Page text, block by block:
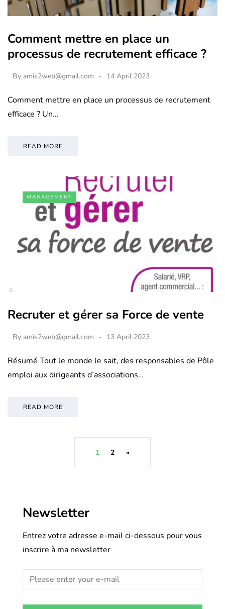
Comment mettre en place un
processus de recrutement efficace ?
By amis2web@gmail.com 14 April 2023
Comment mettre en place un processus de recrutement
efficace ? Un…
READ MORE
MANAGEMENT
Recruter et gérer sa Force de vente
By amis2web@gmail.com 13 April 2023
Résumé Tout le monde le sait, des responsables de Pôle
emploi aux dirigeants d’associations…
READ MORE
1 2 »
Newsletter
Entrez votre adresse e-mail ci-dessous pour vous
inscrire à ma newsletter